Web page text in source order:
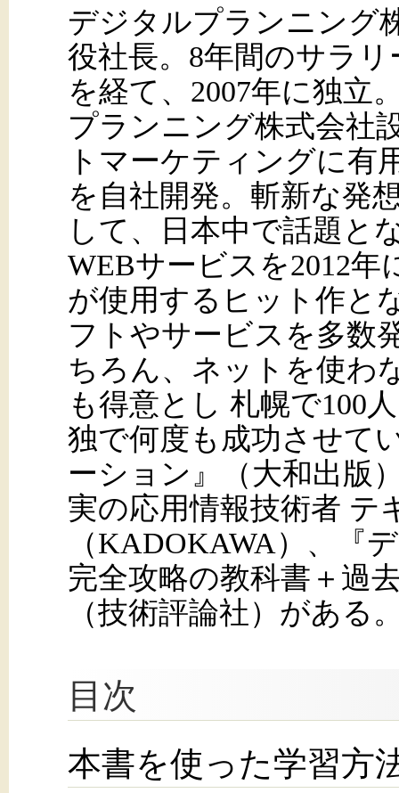
デジタルプランニング
役社長。8年間のサラ
を経て、2007年に独立
プランニング株式会社
トマーケティングに有
を自社開発。斬新な発
して、日本中で話題と
WEBサービスを2012年
が使用するヒット作と
フトやサービスを多数
ちろん、ネットを使わ
も得意とし 札幌で100
独で何度も成功させて
ーション』（大和出版
実の応用情報技術者 テ
（KADOKAWA）、『
完全攻略の教科書＋過
（技術評論社）がある
目次
本書を使った学習方